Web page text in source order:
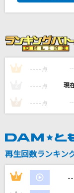
すずめ feat.十
中の島ブルース
[生音]地上の星
群青
YOASOBI
1 ---- 点
---- 点
3 ---- 点
再生回数ランキン
1